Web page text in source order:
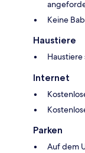
Keine
Haustiere
Internet
Parken
Auf dem